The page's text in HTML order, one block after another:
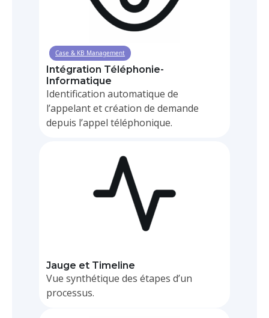
Case & KB Management
Intégration Téléphonie-
Informatique
Identification automatique de
l’appelant et création de demande
depuis l’appel téléphonique.
Jauge et Timeline
Vue synthétique des étapes d’un
processus.